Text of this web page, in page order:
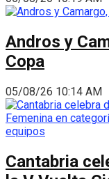
Andros y
Copa
05/08/26 10:14 AM
Cantabria